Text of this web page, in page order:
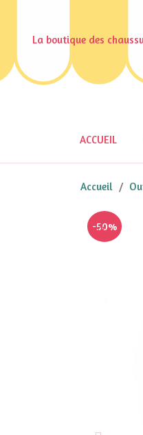
La boutique des
ACCUEIL
Accueil
-50%